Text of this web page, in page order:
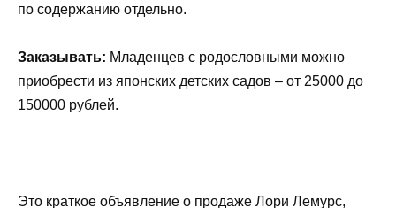
по содержанию отдельно.
Заказывать: Младенцев с родословными можно
приобрести из японских детских садов – от 25000 до
150000 рублей.
Это краткое объявление о продаже Лори Лемурс,